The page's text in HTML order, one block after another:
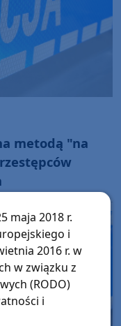
metodą "na
maja 2018 r.
i
2016 r. w
w związku z
(RODO)
i